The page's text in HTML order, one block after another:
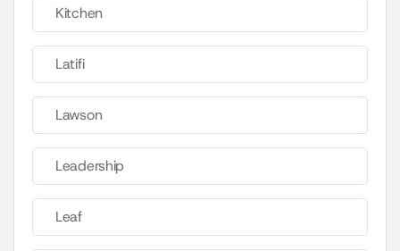
Kitchen
Latifi
Lawson
Leadership
Leaf